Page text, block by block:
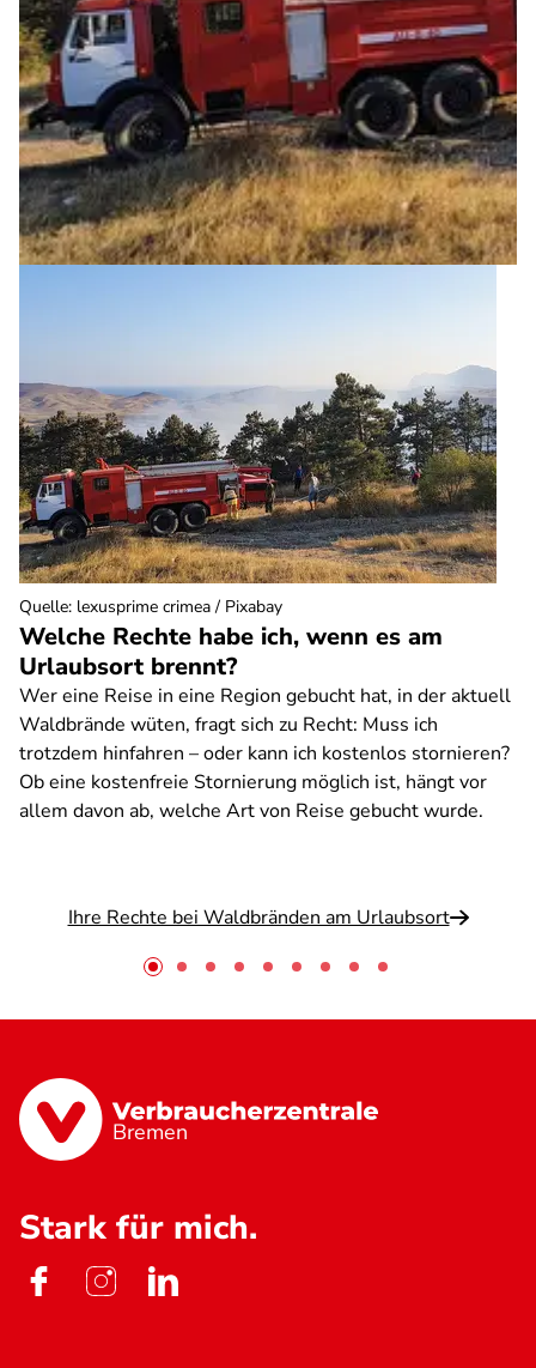
Welche Rechte habe ich, wenn es am
Urlaubsort brennt?
Wer eine Reise in eine Region gebucht hat, in der aktuell
Waldbrände wüten, fragt sich zu Recht: Muss ich
trotzdem hinfahren – oder kann ich kostenlos stornieren?
Ob eine kostenfreie Stornierung möglich ist, hängt vor
allem davon ab, welche Art von Reise gebucht wurde.
Ihre Rechte bei Waldbränden am Urlaubsort
Quelle: lexusprime crimea / Pixabay
Bremen
Stark für mich.